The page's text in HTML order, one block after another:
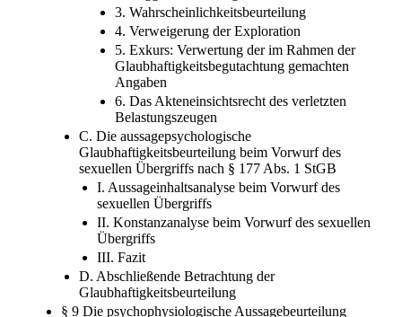
2. Suggerierte Aussagen
3. Wahrscheinlichkeitsbeurteilung
4. Verweigerung der Exploration
5. Exkurs: Verwertung der im Rahmen der
Glaubhaftigkeitsbegutachtung gemachten
Angaben
6. Das Akteneinsichtsrecht des verletzten
Belastungszeugen
C. Die aussagepsychologische
Glaubhaftigkeitsbeurteilung beim Vorwurf des
sexuellen Übergriffs nach § 177 Abs. 1 StGB
I. Aussageinhaltsanalyse beim Vorwurf des
sexuellen Übergriffs
II. Konstanzanalyse beim Vorwurf des sexuellen
Übergriffs
III. Fazit
D. Abschließende Betrachtung der
Glaubhaftigkeitsbeurteilung